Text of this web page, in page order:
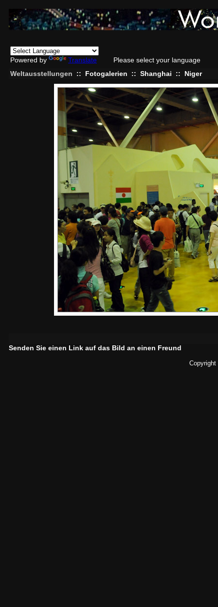
Powered by Translate
Please select your language
Weltausstellungen
:: Fotogalerien :: Shanghai :: Niger
Senden Sie einen Link auf das Bild an einen Freund